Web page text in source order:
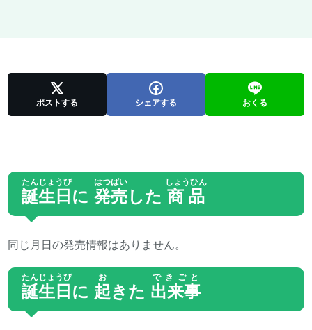
ポストする シェアする おくる
誕生日
たんじょうび
に発売
はつばい
した商品
しょうひん
同じ月日の発売情報はありません。
誕生日
たんじょうび
に 起
お
きた 出来事
できごと